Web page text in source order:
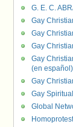
G. E. C.
Gay
Gay
Gay
Gay
(en español)
Gay
Gay
Global